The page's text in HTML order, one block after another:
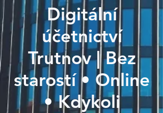
Digitální
účetnictví
Trutnov | Bez
starostí • Online
• Kdykoli